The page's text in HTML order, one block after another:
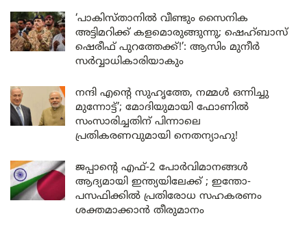
‘പാകിസ്താനിൽ വീണ്ടും സൈനിക
അട്ടിമറിക്ക് കളമൊരുങ്ങുന്നു; ഷെഹ്ബാസ്
ഷെരീഫ് പുറത്തേക്ക്!’: ആസിം മുനീർ
സർവ്വാധികാരിയാകും
നന്ദി എൻ്റെ സുഹൃത്തേ, നമ്മൾ ഒന്നിച്ചു
മുന്നോട്ട്’; മോദിയുമായി ഫോണിൽ
സംസാരിച്ചതിന് പിന്നാലെ
പ്രതികരണവുമായി നെതന്യാഹു!
ജപ്പാന്റെ എഫ്-2 പോർവിമാനങ്ങൾ
ആദ്യമായി ഇന്ത്യയിലേക്ക് ; ഇന്തോ-
പസഫിക്കിൽ പ്രതിരോധ സഹകരണം
ശക്തമാക്കാൻ തീരുമാനം